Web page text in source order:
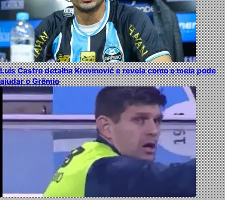
Luís Castro detalha Krovinović e revela como o meia pode
ajudar o Grêmio